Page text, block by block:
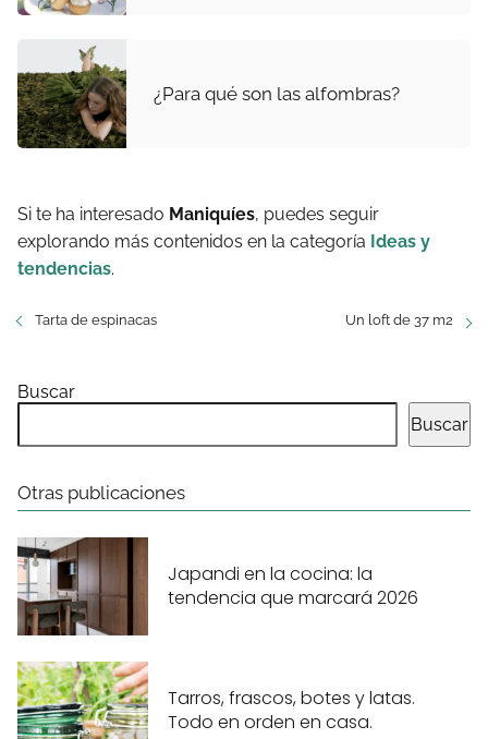
¿Para qué son las alfombras?
Si te ha interesado Maniquíes, puedes seguir
explorando más contenidos en la categoría Ideas y
tendencias.
Tarta de espinacas Un loft de 37 m2
Buscar
Buscar
Otras publicaciones
Japandi en la cocina: la
tendencia que marcará 2026
Tarros, frascos, botes y latas.
Todo en orden en casa.